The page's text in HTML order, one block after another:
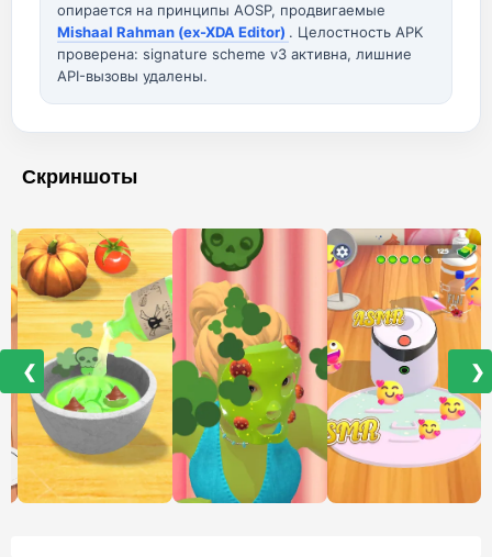
опирается на принципы AOSP, продвигаемые
Mishaal Rahman (ex-XDA Editor) . Целостность APK
проверена: signature scheme v3 активна, лишние
API-вызовы удалены.
Скриншоты
❮ ❯